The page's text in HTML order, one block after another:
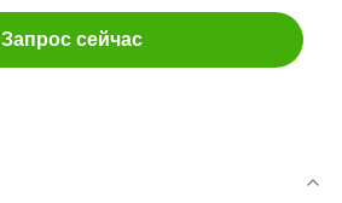
Запрос сейчас